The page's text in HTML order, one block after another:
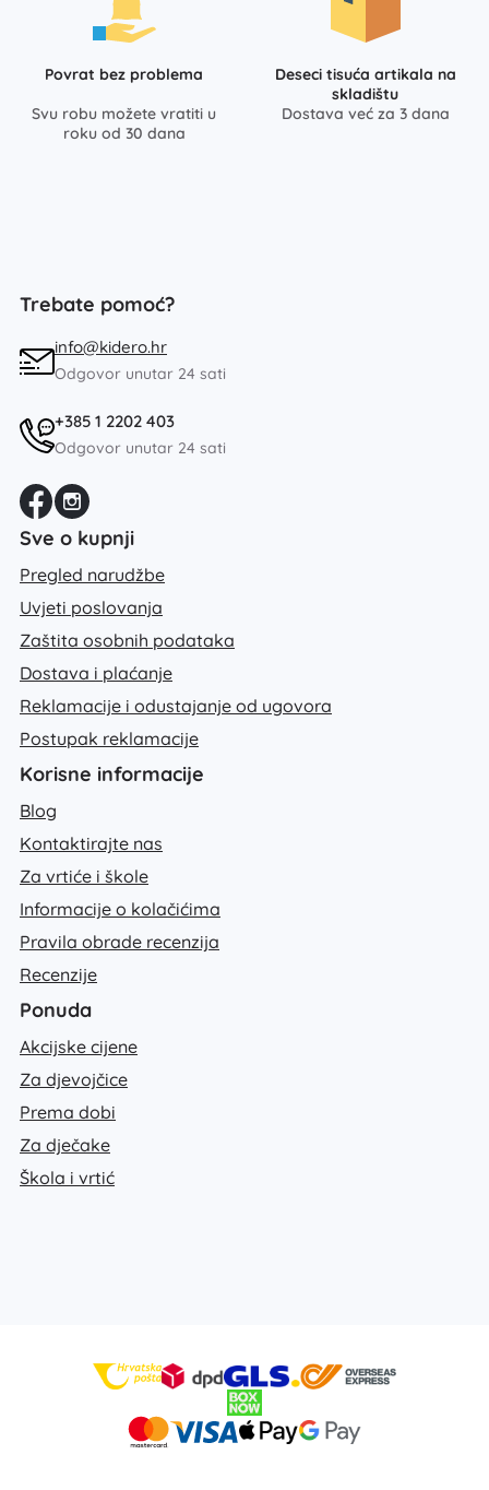
Povrat bez problema
Svu robu možete vratiti u
roku od 30 dana
Deseci tisuća artikala na
skladištu
Dostava već za 3 dana
Trebate pomoć?
info@kidero.hr
Odgovor unutar 24 sati
+385 1 2202 403
Odgovor unutar 24 sati
Sve o kupnji
Pregled narudžbe
Uvjeti poslovanja
Zaštita osobnih podataka
Dostava i plaćanje
Reklamacije i odustajanje od ugovora
Postupak reklamacije
Korisne informacije
Blog
Kontaktirajte nas
Za vrtiće i škole
Informacije o kolačićima
Pravila obrade recenzija
Recenzije
Ponuda
Akcijske cijene
Za djevojčice
Prema dobi
Za dječake
Škola i vrtić